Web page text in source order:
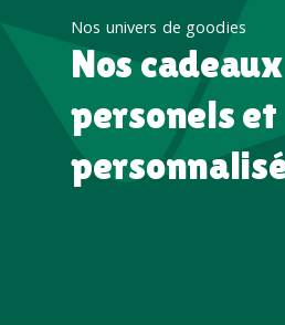
Nos univers de goodies
Nos cadeaux
personels et